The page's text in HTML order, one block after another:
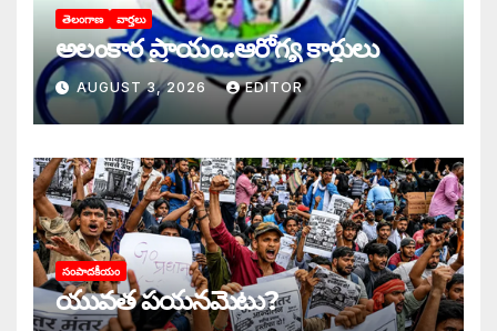
తెలంగాణ వార్తలు
అలంకార ప్రాయం..ఆరోగ్య కార్డులు
AUGUST 3, 2026 EDITOR
సంపాదకీయం
యువత పయనమెటు?